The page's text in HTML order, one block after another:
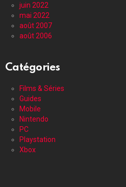
juin 2022
mai 2022
août 2007
août 2006
Catégories
Films & Séries
Guides
Mobile
Nintendo
PC
Playstation
Xbox